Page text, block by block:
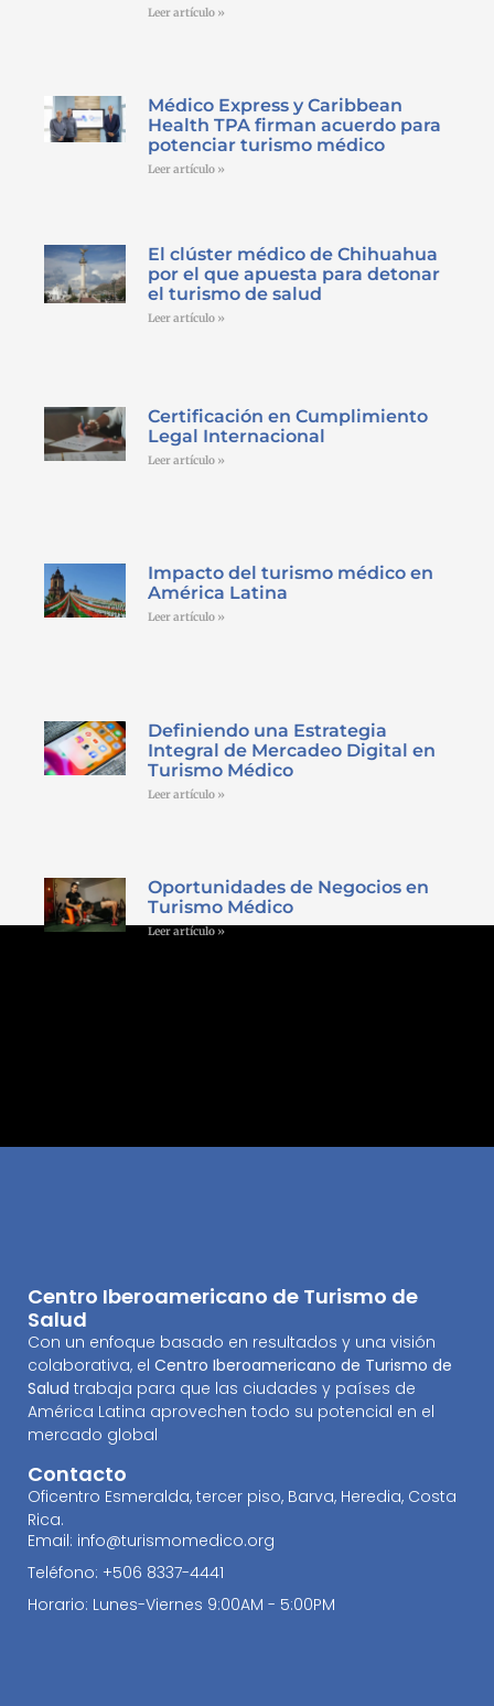
Leer artículo »
Médico Express y Caribbean
Health TPA firman acuerdo para
potenciar turismo médico
Leer artículo »
El clúster médico de Chihuahua
por el que apuesta para detonar
el turismo de salud
Leer artículo »
Certificación en Cumplimiento
Legal Internacional
Leer artículo »
Impacto del turismo médico en
América Latina
Leer artículo »
Definiendo una Estrategia
Integral de Mercadeo Digital en
Turismo Médico
Leer artículo »
Oportunidades de Negocios en
Turismo Médico
Leer artículo »
Centro Iberoamericano de Turismo de
Salud
Con un enfoque basado en resultados y una visión
colaborativa, el Centro Iberoamericano de Turismo de
Salud trabaja para que las ciudades y países de
América Latina aprovechen todo su potencial en el
mercado global
Contacto
Oficentro Esmeralda, tercer piso, Barva, Heredia, Costa
Rica.
Email: info@turismomedico.org
Teléfono: +506 8337-4441
Horario: Lunes-Viernes 9:00AM - 5:00PM